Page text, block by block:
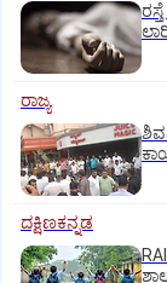
ರಾಜ್ಯ
ದಕ್ಷಿಣಕನ್ನಡ